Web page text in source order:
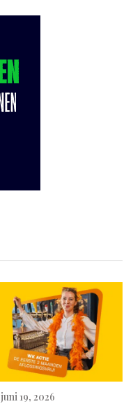
juni 19, 2026